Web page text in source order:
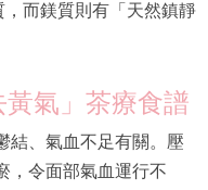
而鎂質則有「天然鎮靜
氣」茶療食譜
結、氣血不足有關。壓
，令面部氣血運行不